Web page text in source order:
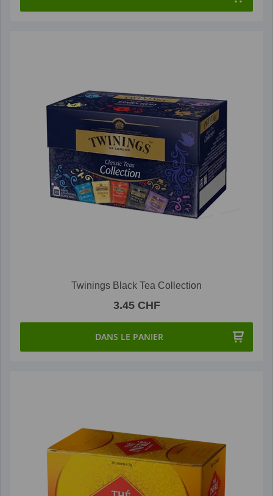
Twinings Black Tea Collection
3.45 CHF
DANS LE PANIER